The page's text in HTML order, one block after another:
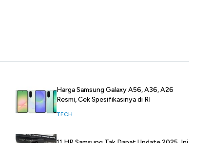
Harga Samsung Galaxy A56, A36, A26
Resmi, Cek Spesifikasinya di RI
TECH